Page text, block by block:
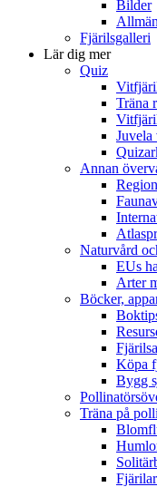
Bilder
Fjärilsgalleri
Lär dig mer
Quiz
Träna
Juvela
Annan
Naturvård
EUs
Arter
Böcker,
Köpa
Bygg
Träna på
Fjärilar